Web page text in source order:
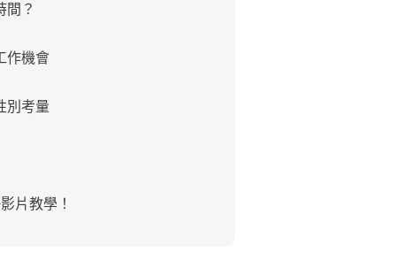
間？
作機會
別考量
片教學！